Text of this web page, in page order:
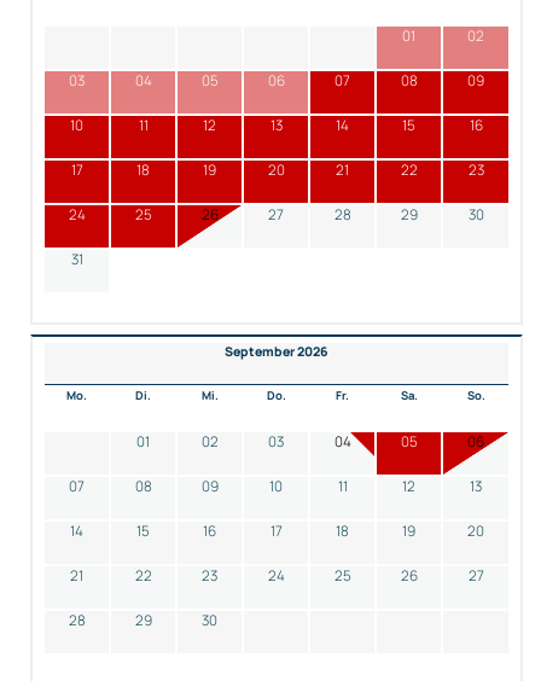
01 02
03 04 05 06 07 08 09
10 11 12 13 14 15 16
17 18 19 20 21 22 23
24 25 26 27 28 29 30
31
September 2026
Mo. Di. Mi. Do. Fr. Sa. So.
01 02 03 04 05 06
07 08 09 10 11 12 13
14 15 16 17 18 19 20
21 22 23 24 25 26 27
28 29 30